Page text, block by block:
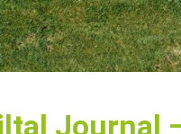
Journal